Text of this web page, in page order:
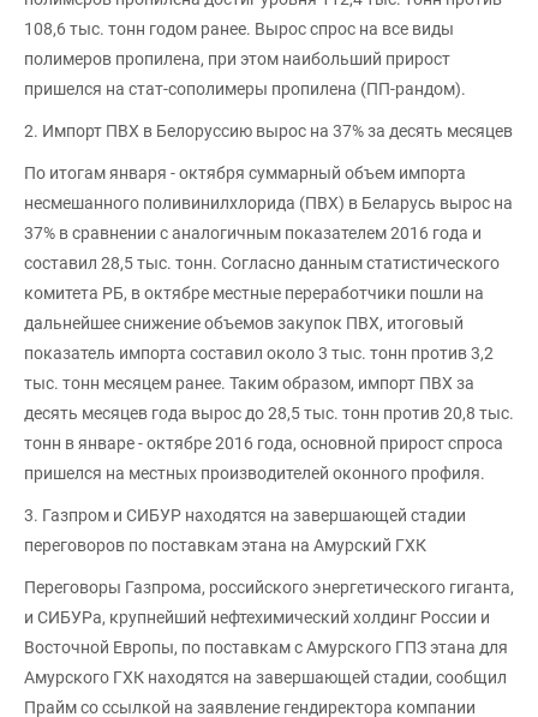
108,6 тыс. тонн годом ранее. Вырос спрос на все виды
полимеров пропилена, при этом наибольший прирост
пришелся на стат-сополимеры пропилена (ПП-рандом).
2. Импорт ПВХ в Белоруссию вырос на 37% за десять месяцев
По итогам января - октября суммарный объем импорта
несмешанного поливинилхлорида (ПВХ) в Беларусь вырос на
37% в сравнении с аналогичным показателем 2016 года и
составил 28,5 тыс. тонн. Согласно данным статистического
комитета РБ, в октябре местные переработчики пошли на
дальнейшее снижение объемов закупок ПВХ, итоговый
показатель импорта составил около 3 тыс. тонн против 3,2
тыс. тонн месяцем ранее. Таким образом, импорт ПВХ за
десять месяцев года вырос до 28,5 тыс. тонн против 20,8 тыс.
тонн в январе - октябре 2016 года, основной прирост спроса
пришелся на местных производителей оконного профиля.
3. Газпром и СИБУР находятся на завершающей стадии
переговоров по поставкам этана на Амурский ГХК
Переговоры Газпрома, российского энергетического гиганта,
и СИБУРа, крупнейший нефтехимический холдинг России и
Восточной Европы, по поставкам с Амурского ГПЗ этана для
Амурского ГХК находятся на завершающей стадии, сообщил
Прайм со ссылкой на заявление гендиректора компании